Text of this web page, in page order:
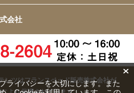
会社
ンツはフランスベッド販売株式会社が
ライバシーを大切にします。また